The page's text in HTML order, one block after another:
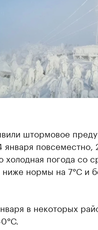
штормовое
января
холодная погода со
ниже нормы на 7°С и
в некоторых